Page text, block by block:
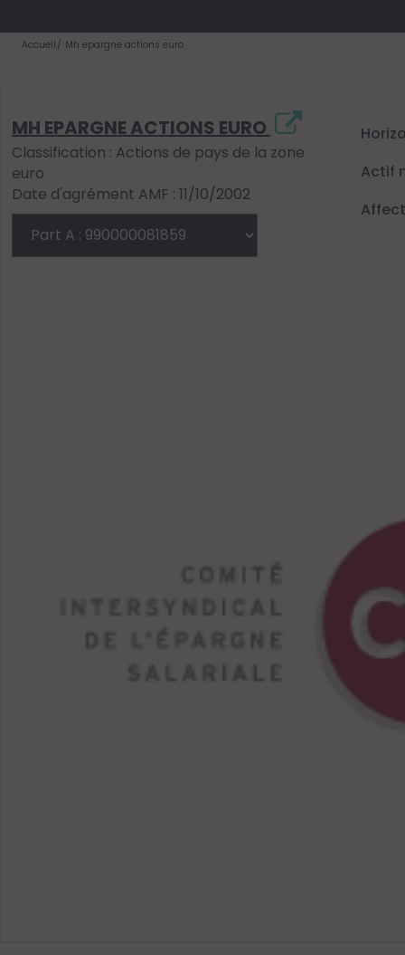
Accueil Mh epargne actions euro
MH EPARGNE ACTIONS EURO
Classification : Actions de pays de la zone
euro
Date d'agrément AMF : 11/10/2002
Actif